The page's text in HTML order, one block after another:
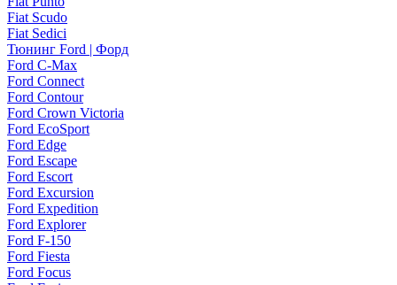
Fiat Scudo
Fiat Sedici
Тюнинг Ford | Форд
Ford C-Max
Ford Connect
Ford Contour
Ford Crown Victoria
Ford EcoSport
Ford Edge
Ford Escape
Ford Escort
Ford Excursion
Ford Expedition
Ford Explorer
Ford F-150
Ford Fiesta
Ford Focus